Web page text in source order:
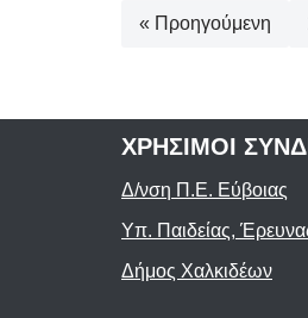
« Προηγούμενη
ΧΡΗΣΙΜΟΙ
Δ/νση Π.Ε. Εύβοιας
Υπ. Παιδείας,
Δήμος Χαλκιδέων